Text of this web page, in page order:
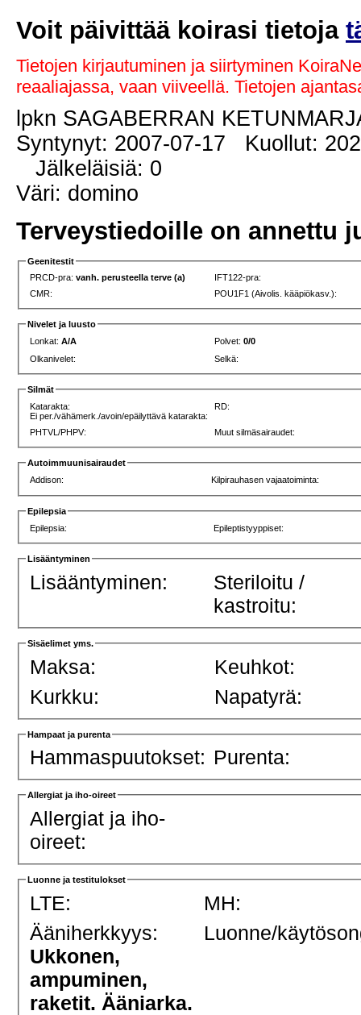
Voit päivittää koirasi tietoja
Tietojen kirjautuminen ja siirtyminen
reaaliajassa, vaan viiveellä. Tietojen
lpkn SAGABERRAN
Syntynyt: 2007-07-17 Kuollut:
Jälkeläisiä: 0
Väri: domino
Terveystiedoille on annettu
Geenitestit
PRCD-pra:vanh. perusteella terve (a)
IFT122-pra:
CMR:
POU1F1 (Aivolis. kääpiökasv.):
Nivelet ja luusto
Lonkat:A/A Polvet:0/0
Olkanivelet:
Selkä:
Silmät
Katarakta:
Ei per./vähämerk./avoin/epäilyttävä katarakta:
RD:
PHTVL/PHPV: Muut silmäsairaudet:
Autoimmuunisairaudet
Addison:
Kilpirauhasen vajaatoiminta:
Epilepsia
Epilepsia:
Epileptistyyppiset:
Lisääntyminen
Lisääntyminen:
Steriloitu /
kastroitu:
Sisäelimet yms.
Maksa:
Keuhkot:
Kurkku:
Napatyrä:
Hampaat ja purenta
Hammaspuutokset: Purenta:
Allergiat ja iho-oireet
Allergiat ja iho-
oireet:
Luonne ja testitulokset
LTE:
MH:
Ääniherkkyys:
Ukkonen,
ampuminen,
raketit. Ääniarka.
Luonne/